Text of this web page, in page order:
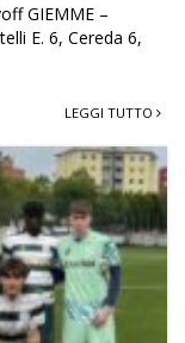
GIEMME –
E. 6, Cereda 6,
LEGGI TUTTO